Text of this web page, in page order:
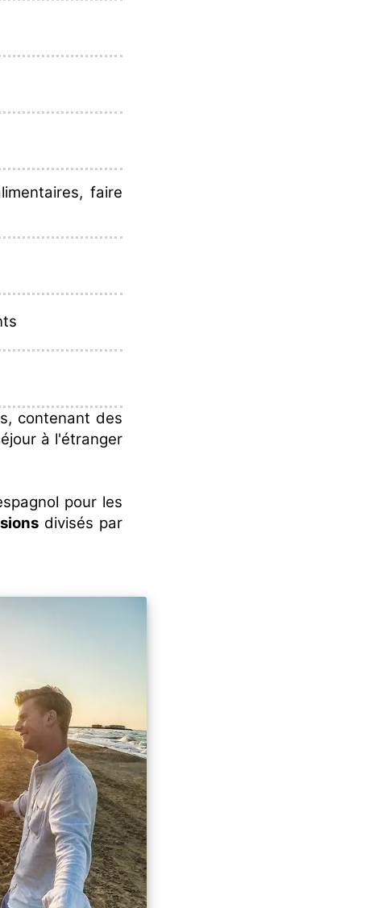
faire
contenant des
à l'étranger
pour les
divisés par